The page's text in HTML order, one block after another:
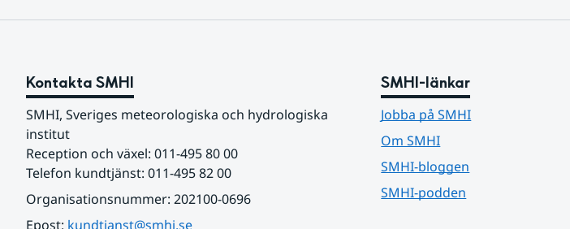
Kontakta SMHI
SMHI, Sveriges meteorologiska och hydrologiska
institut
Reception och växel: 011-495 80 00
Telefon kundtjänst: 011-495 82 00
Organisationsnummer: 202100-0696
Epost: kundtjanst@smhi.se
SMHI-länkar
Jobba på SMHI
Om SMHI
SMHI-bloggen
SMHI-podden